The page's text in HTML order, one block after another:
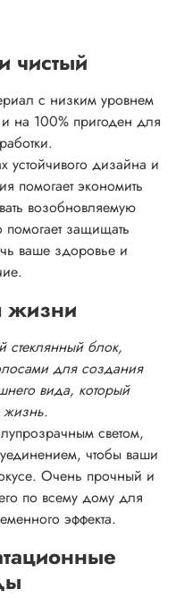
чистый
с низким уровнем
и на 100% пригоден для
устойчивого дизайна и
помогает экономить
возобновляемую
помогает защищать
ваше здоровье и
жизни
стеклянный блок,
для создания
вида, который
жизнь.
светом,
чтобы ваши
Очень прочный и
по всему дому для
эффекта.